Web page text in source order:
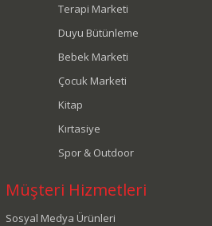
Terapi Marketi
Duyu Bütünleme
Bebek Marketi
Çocuk Marketi
Kitap
Kırtasiye
Spor & Outdoor
Müşteri Hizmetleri
Sosyal Medya Ürünleri